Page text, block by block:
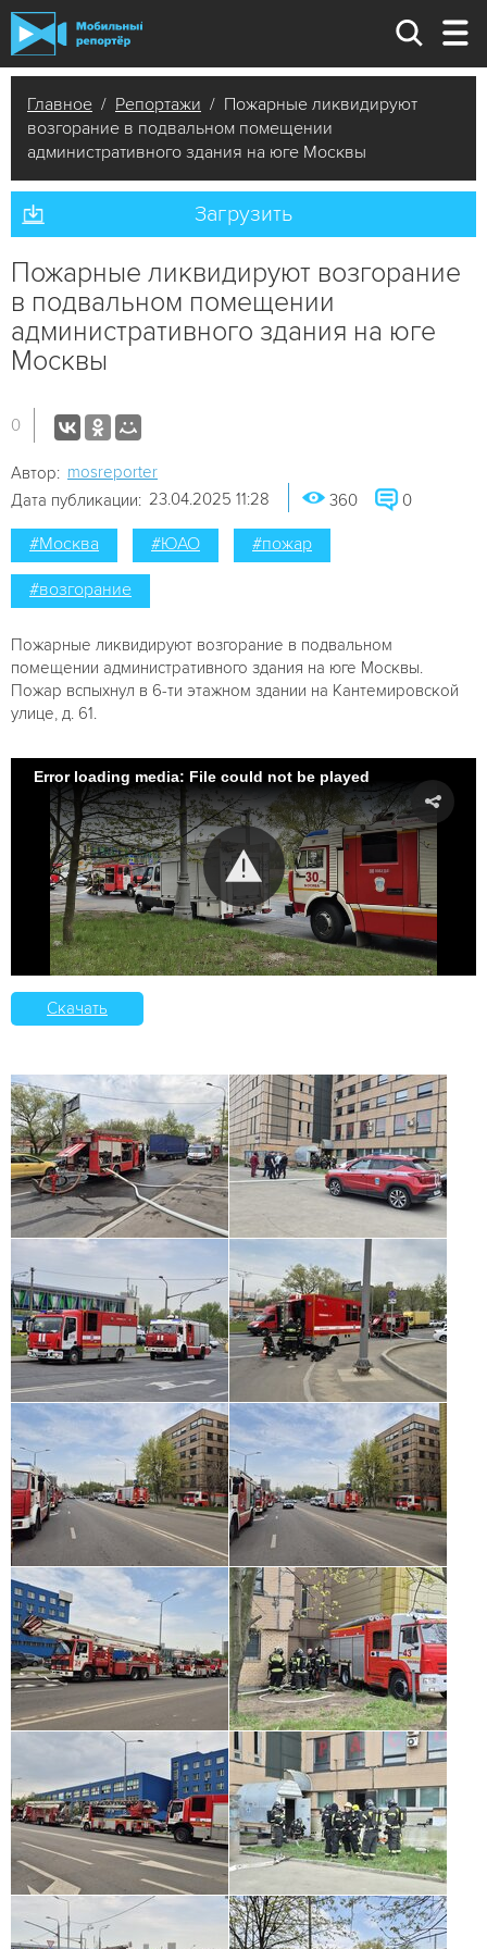
Главное / Репортажи / Пожарные ликвидируют
возгорание в подвальном помещении
административного здания на юге Москвы
Загрузить
Пожарные ликвидируют возгорание
в подвальном помещении
административного здания на юге
Москвы
0
Автор: mosreporter
Дата публикации: 23.04.2025 11:28 360 0
#Москва #ЮАО #пожар
#возгорание
Пожарные ликвидируют возгорание в подвальном
помещении административного здания на юге Москвы.
Пожар вспыхнул в 6-ти этажном здании на Кантемировской
улице, д. 61.
Error loading media: File could not be played
Скачать